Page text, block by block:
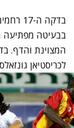
בדקה
בבעיטה מפתיעה
לכריסטיאן